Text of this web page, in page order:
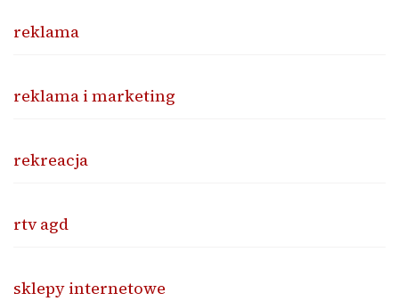
reklama
reklama i marketing
rekreacja
rtv agd
sklepy internetowe